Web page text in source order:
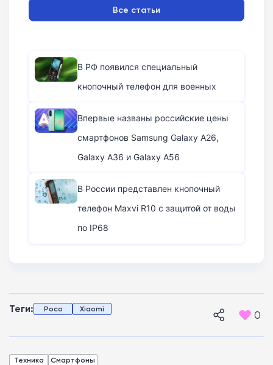
Все статьи
В РФ появился специальный
кнопочный телефон для военных
Впервые названы российские цены
смартфонов Samsung Galaxy A26,
Galaxy A36 и Galaxy A56
В России представлен кнопочный
телефон Maxvi R10 с защитой от воды
по IP68
Теги: Poco Xiaomi 0
Техника Смартфоны